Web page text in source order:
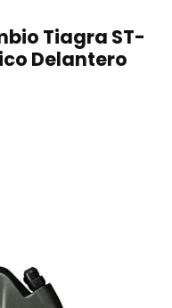
Tiagra ST-
Delantero